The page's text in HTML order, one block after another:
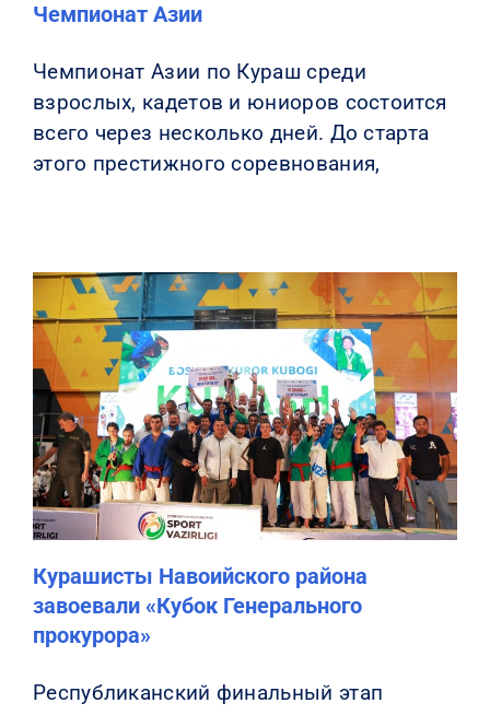
Чемпионат Азии
Чемпионат Азии по Кураш среди
взрослых, кадетов и юниоров состоится
всего через несколько дней. До старта
этого престижного соревнования,
Курашисты Навоийского района
завоевали «Кубок Генерального
прокурора»
Республиканский финальный этап